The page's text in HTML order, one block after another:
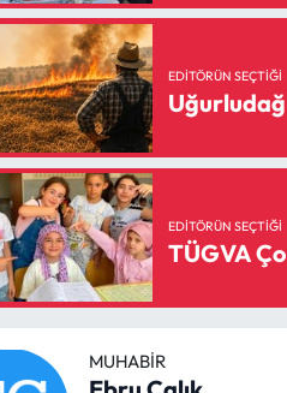
EDITÖRÜN SEÇTIĞI
Uğurludağ
EDITÖRÜN SEÇTIĞI
TÜGVA
MUHABIR